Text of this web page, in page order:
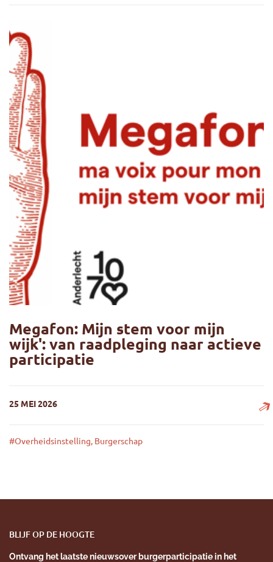
Van behoefteraadpleging naar co beheer van een ruimte
Megafon: Mijn stem voor mijn
wijk': van raadpleging naar actieve
participatie
25 MEI 2026
#Overheidsinstelling, Burgerschap
BLIJF OP DE HOOGTE
Ontvang het laatste nieuwsover burgerparticipatiein het